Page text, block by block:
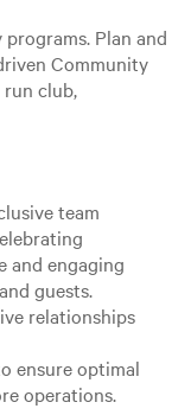
Plan and
Community
club,
team
and engaging
guests.
relationships
ensure optimal
operations.